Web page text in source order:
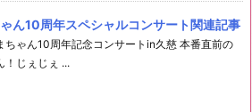
ん10周年スペシャルコンサート関連記事
ちゃん10周年記念コンサートin久慈 本番直前の
！じぇじぇ ...